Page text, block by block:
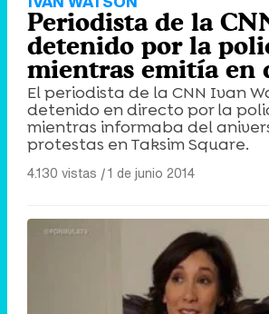
Periodista de la
detenido por la
mientras emitía en
El periodista de la CNN Ivan
detenido en directo por la
mientras informaba del
protestas en Taksim Square.
4.130 vistas |1 de junio 2014